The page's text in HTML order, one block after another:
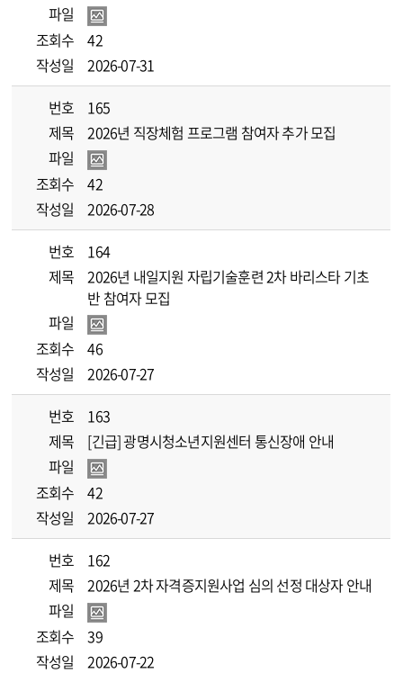
파일
조회수
42
작성일
2026-07-31
번호
165
제목
2026년 직장체험 프로그램 참여자 추가 모집
파일
조회수
42
작성일
2026-07-28
번호
164
제목
2026년 내일지원 자립기술훈련 2차 바리스타 기초
반 참여자 모집
파일
조회수
46
작성일
2026-07-27
번호
163
제목
[긴급] 광명시청소년지원센터 통신장애 안내
파일
조회수
42
작성일
2026-07-27
번호
162
제목
2026년 2차 자격증지원사업 심의 선정 대상자 안내
파일
조회수
39
작성일
2026-07-22